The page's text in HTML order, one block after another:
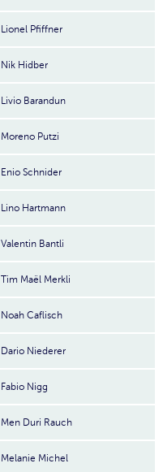
Lionel Pfiffner
Nik Hidber
Livio Barandun
Moreno Putzi
Enio Schnider
Lino Hartmann
Valentin Bantli
Tim Maël Merkli
Noah Caflisch
Dario Niederer
Fabio Nigg
Men Duri Rauch
Melanie Michel